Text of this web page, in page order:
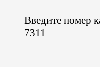
Введите номер
7311